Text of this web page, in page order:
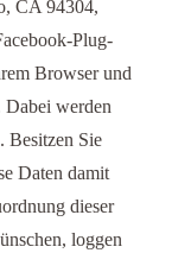
CA 94304,
Plug-
Browser und
Dabei werden
Besitzen Sie
Daten damit
dieser
loggen